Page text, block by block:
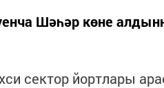
Шәһәр көне
сектор йортлары